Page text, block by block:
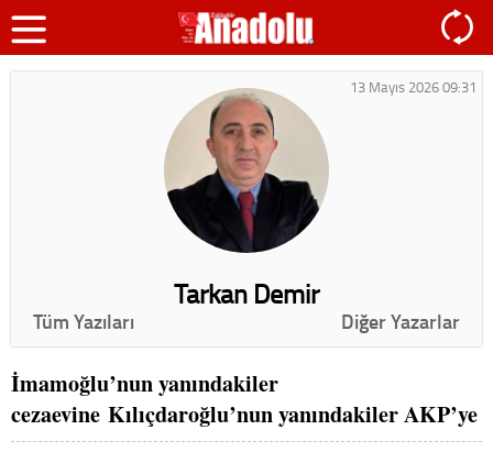
13 Mayıs 2026 09:31
Tarkan Demir
Tüm Yazıları Diğer Yazarlar
İmamoğlu’nun yanındakiler
cezaevine Kılıçdaroğlu’nun yanındakiler AKP’ye